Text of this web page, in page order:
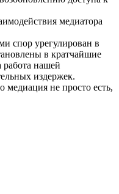
медиатора
спор урегулирован в
в кратчайшие
работа нашей
издержек.
медиация не просто есть,